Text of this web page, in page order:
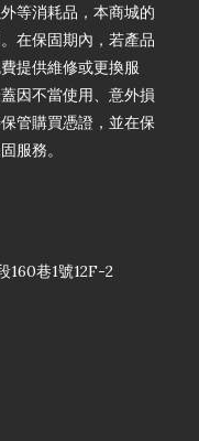
等消耗品，本商城的
在保固期內，若產品
提供維修或更換服
因不當使用、意外損
管購買憑證，並在保
服務。
160巷1號12F-2